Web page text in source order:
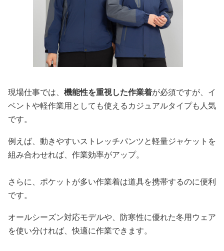
現場仕事では、 機能性を重視した作業着が必須ですが、イ
ベントや軽作業用としても使えるカジュアルタイプも人気
です。
例えば、動きやすいストレッチパンツと軽量ジャケットを
組み合わせれば、作業効率がアップ。
さらに、ポケットが多い作業着は道具を携帯するのに便利
です。
オールシーズン対応モデルや、防寒性に優れた冬用ウェア
を使い分ければ、快適に作業できます。